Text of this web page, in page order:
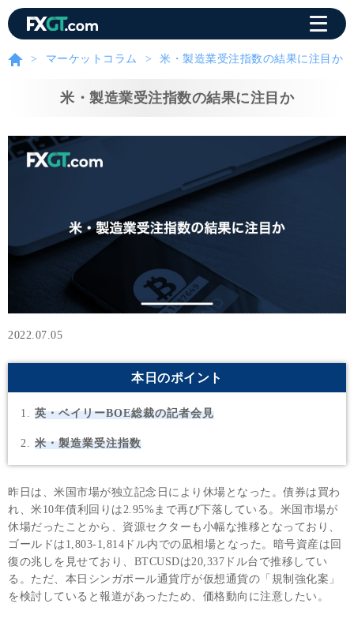
マーケットコラム 米・製造業受注指数の結果に注目か
米・製造業受注指数の結果に注目か
2022.07.05
本日のポイント
英・ベイリーBOE総裁の記者会見
米・製造業受注指数
昨日は、米国市場が独立記念日により休場となった。債券は買わ
れ、米10年債利回りは2.95%まで再び下落している。米国市場が
休場だったことから、資源セクターも小幅な推移となっており、
ゴールドは1,803-1,814ドル内での凪相場となった。暗号資産は回
復の兆しを見せており、BTCUSDは20,337ドル台で推移してい
る。ただ、本日シンガポール通貨庁が仮想通貨の「規制強化案」
を検討していると報道があったため、価格動向に注意したい。